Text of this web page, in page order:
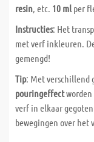
resin, etc. 10 mlper
Instructies: Het
met verf inkleuren.
gemengd!
Tip: Met verschillend
pouringeffectworden
verf in elkaar
bewegingen over het